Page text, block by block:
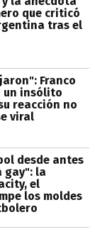
que criticó
tras el
Franco
un insólito
reacción no
viral
desde antes
gay": la
el
los moldes